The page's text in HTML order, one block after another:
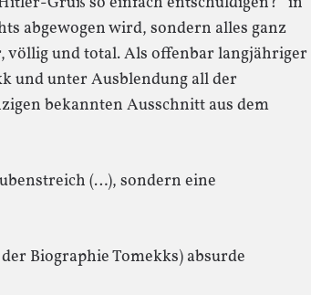
abgewogen wird, sondern alles ganz
völlig und total. Als offenbar langjähriger
und unter Ausblendung all der
bekannten Ausschnitt aus dem
(…), sondern eine
Biographie Tomekks) absurde